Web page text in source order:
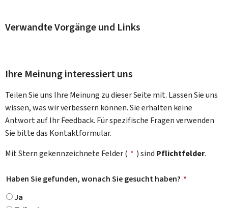
Verwandte Vorgänge und Links
Ihre Meinung interessiert uns
Teilen Sie uns Ihre Meinung zu dieser Seite mit. Lassen Sie uns
wissen, was wir verbessern können. Sie erhalten keine
Antwort auf Ihr Feedback. Für spezifische Fragen verwenden
Sie bitte das Kontaktformular.
Mit Stern gekennzeichnete Felder ( * ) sind Pflichtfelder.
Haben Sie gefunden, wonach Sie gesucht haben? *
Ja